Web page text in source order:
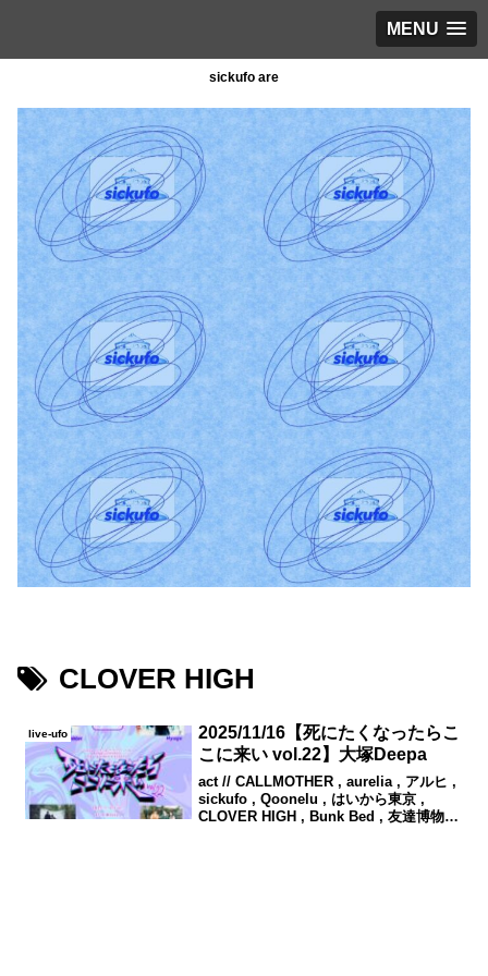
MENU
sickufo are
CLOVER HIGH
live-ufo
2025/11/16【死にたくなったらこ
こに来い vol.22】大塚Deepa
act // CALLMOTHER , aurelia , アルヒ ,
sickufo , Qoonelu , はいから東京 ,
CLOVER HIGH , Bunk Bed , 友達博物館